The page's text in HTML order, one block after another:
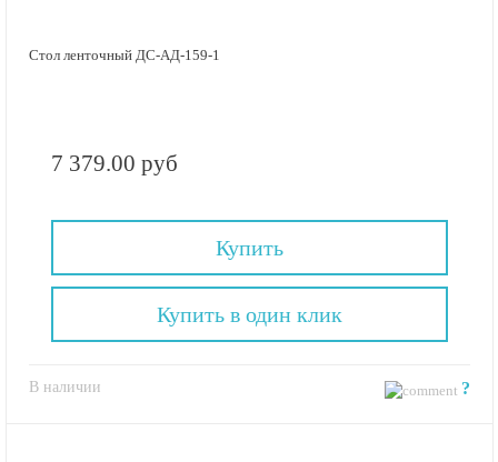
Стол ленточный ДС-АД-159-1
7 379.00 руб
Купить
В наличии ?
Купить в один клик